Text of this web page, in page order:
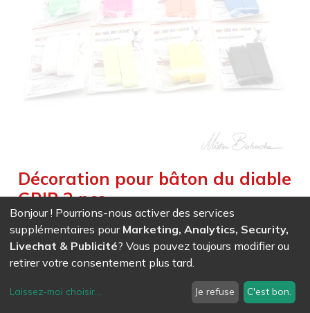
Décoration pour bâton du diable
GRIP 2 pcs
Weight : 0,000kg| Size : 135,000cm
2 x 135 cm
EAN7611847006501-Ref (
Ref (0651)- Jaune
Bonjour ! Pourrions-nous activer des services
supplémentaires pour Marketing, Analytics, Security,
Livechat & Publicité? Vous pouvez toujours modifier ou
retirer votre consentement plus tard.
Laissez-moi choisir... Je refuse C'est bon.